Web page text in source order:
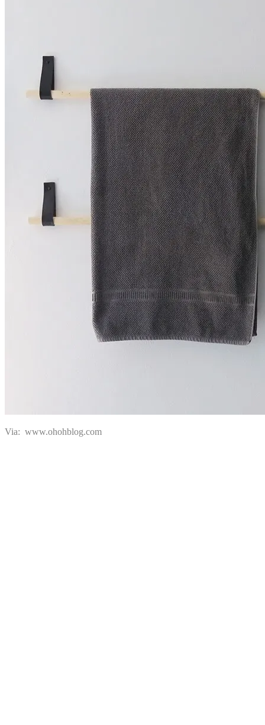
Via: www.ohohblog.com